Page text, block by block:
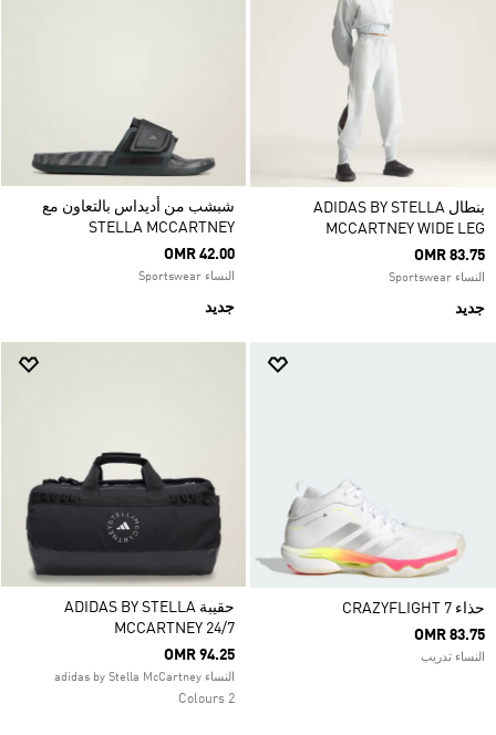
بنطال ADIDAS BY STELLA
MCCARTNEY WIDE LEG
OMR 83.75
النساء Sportswear
جديد
شبشب من أديداس بالتعاون مع
STELLA MCCARTNEY
OMR 42.00
النساء Sportswear
جديد
حذاء CRAZYFLIGHT 7
OMR 83.75
النساء تدريب
حقيبة ADIDAS BY STELLA
MCCARTNEY 24/7
OMR 94.25
النساء adidas by Stella McCartney
2 Colours